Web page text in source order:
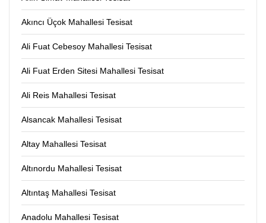
Akıncı Üçok Mahallesi Tesisat
Ali Fuat Cebesoy Mahallesi Tesisat
Ali Fuat Erden Sitesi Mahallesi Tesisat
Ali Reis Mahallesi Tesisat
Alsancak Mahallesi Tesisat
Altay Mahallesi Tesisat
Altınordu Mahallesi Tesisat
Altıntaş Mahallesi Tesisat
Anadolu Mahallesi Tesisat